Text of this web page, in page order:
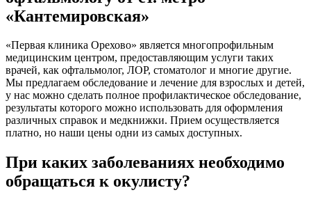
«Кантемировская»
«Первая клиника Орехово» является многопрофильным
медицинским центром, предоставляющим услуги таких
врачей, как офтальмолог, ЛОР, стоматолог и многие другие.
Мы предлагаем обследование и лечение для взрослых и детей,
у нас можно сделать полное профилактическое обследование,
результаты которого можно использовать для оформления
различных справок и медкнижки. Прием осуществляется
платно, но наши цены одни из самых доступных.
При каких заболеваниях необходимо
обращаться к окулисту?